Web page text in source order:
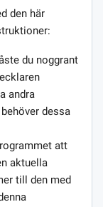
den här
du noggrant
andra
dessa
att
aktuella
till den med